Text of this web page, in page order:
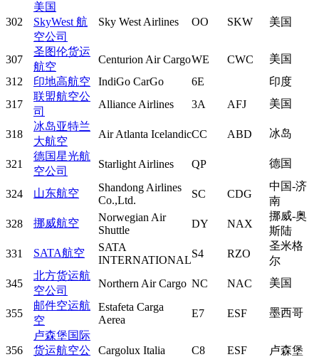
302
美国
SkyWest 航
空公司
Sky West Airlines OO SKW 美国
307
圣图伦货运
航空
Centurion Air CargoWE CWC
美国
312
印地高航空 IndiGo CarGo 6E
印度
317
联盟航空公
司
Alliance Airlines 3A AFJ 美国
318
冰岛亚特兰
大航空
Air Atlanta IcelandicCC ABD 冰岛
321
德国星光航
空公司
Starlight Airlines QP 德国
324 山东航空
Shandong Airlines
Co.,Ltd.
SC CDG
中国-济
南
328
挪威航空
Norwegian Air
Shuttle
DY NAX
挪威-奥
斯陆
331
SATA航空
SATA
INTERNATIONAL
S4 RZO
圣米格
尔
345
北方货运航
空公司
Northern Air Cargo NC NAC 美国
355
邮件空运航
空
Estafeta Carga
Aerea
E7 ESF 墨西哥
356
卢森堡国际
货运航空公
Cargolux Italia C8 ESF 卢森堡